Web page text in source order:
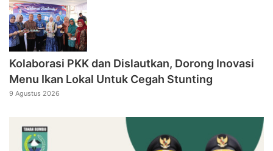
Kolaborasi PKK dan Dislautkan, Dorong Inovasi
Menu Ikan Lokal Untuk Cegah Stunting
9 Agustus 2026